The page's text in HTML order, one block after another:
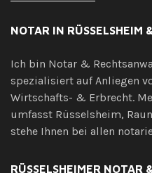
NOTAR IN RÜSSELSHEIM
Ich bin Notar &
spezialisiert auf Anliegen
Wirtschafts- & Erbrecht.
umfasst Rüsselsheim,
stehe Ihnen bei allen
RÜSSELSHEIMER NOTAR